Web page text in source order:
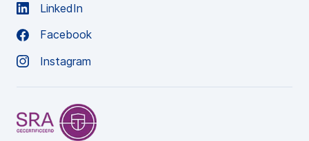
LinkedIn
Facebook
Instagram